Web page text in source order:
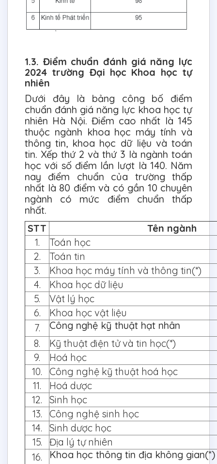
1.3. Điểm chuẩn đánh giá năng lực
2024 trường Đại học Khoa học tự
nhiên
Dưới đây là bảng công bố điểm
chuẩn đánh giá năng lực khoa học tự
nhiên Hà Nội. Điểm cao nhất là 145
thuộc ngành khoa học máy tính và
thông tin, khoa học dữ liệu và toán
tin. Xếp thứ 2 và thứ 3 là ngành toán
học với số điểm lần lượt là 140. Năm
nay điểm chuẩn của trường thấp
nhất là 80 điểm và có gần 10 chuyên
ngành có mức điểm chuẩn thấp
nhất.
STT
Tên ngành
1.
Toán học
2.
Toán tin
3.
Khoa học máy tính và thông tin(*)
4.
Khoa học dữ liệu
5.
Vật lý học
6.
Khoa học vật liệu
7.
Công nghệ kỹ thuật hạt nhân
8.
Kỹ thuật điện tử và tin học(*)
9.
Hoá học
10.
Công nghệ kỹ thuật hoá học
11.
Hoá dược
12.
Sinh học
13.
Công nghệ sinh học
14.
Sinh dược học
15.
Địa lý tự nhiên
16.
Khoa học thông tin địa không gian(*)